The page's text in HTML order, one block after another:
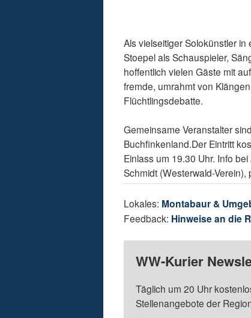
Als vielseitiger Solokünstler
Stoepel als Schauspieler,
hoffentlich vielen Gäste mit
fremde, umrahmt von
Flüchtlingsdebatte.
Gemeinsame Veranstalter
Buchfinkenland.Der Eintritt
Einlass um 19.30 Uhr. Info
Schmidt (Westerwald-
Lokales: Montabaur &
Feedback: Hinweise an die
WW-Kurier
Täglich um 20 Uhr
Stellenangebote der